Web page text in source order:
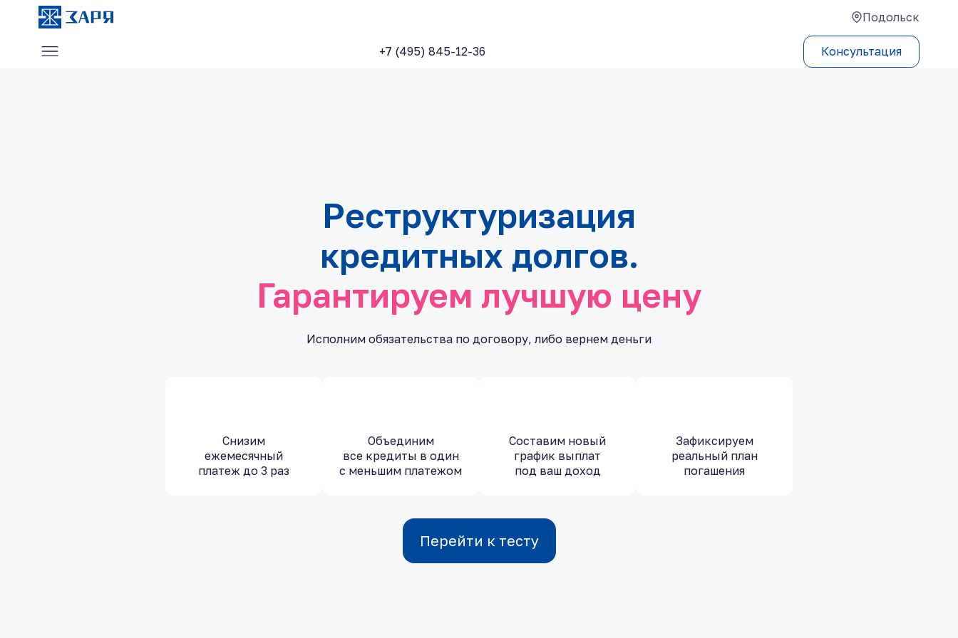
Подольск
+7 (495) 845-12-36 Консультация
Реструктуризация
кредитных долгов.
Гарантируем лучшую цену
Исполним обязательства по договору, либо вернем деньги
Снизим
ежемесячный
платеж до 3 раз
Объединим
все кредиты в один
с меньшим платежом
Составим новый
график выплат
под ваш доход
Зафиксируем
реальный план
погашения
Перейти к тесту